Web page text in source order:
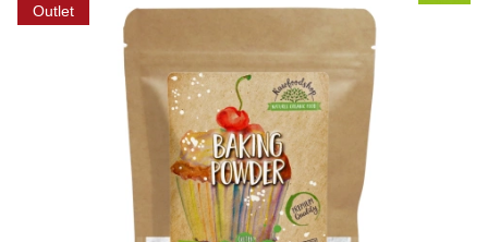
Outlet